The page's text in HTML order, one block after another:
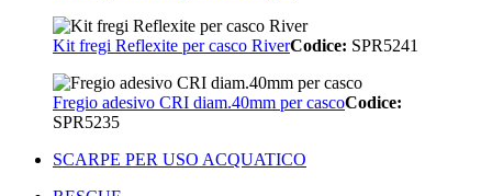
Kit fregi Reflexite per casco RiverCodice: SPR5241
Fregio adesivo CRI diam.40mm per cascoCodice:
SPR5235
SCARPE PER USO ACQUATICO